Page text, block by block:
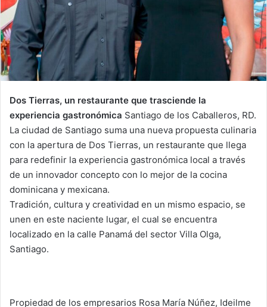
Dos Tierras, un restaurante que trasciende la
experiencia gastronómica Santiago de los Caballeros, RD.
La ciudad de Santiago suma una nueva propuesta culinaria
con la apertura de Dos Tierras, un restaurante que llega
para redefinir la experiencia gastronómica local a través
de un innovador concepto con lo mejor de la cocina
dominicana y mexicana.
Tradición, cultura y creatividad en un mismo espacio, se
unen en este naciente lugar, el cual se encuentra
localizado en la calle Panamá del sector Villa Olga,
Santiago.
Propiedad de los empresarios Rosa María Núñez, Ideilme